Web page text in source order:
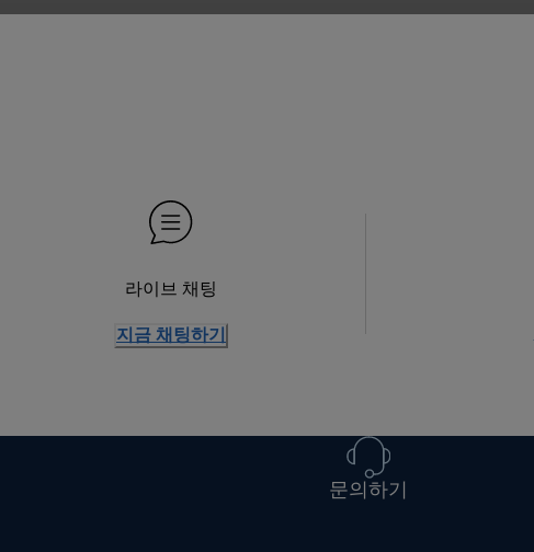
라이브 채팅
지금 채팅하기
문의하기